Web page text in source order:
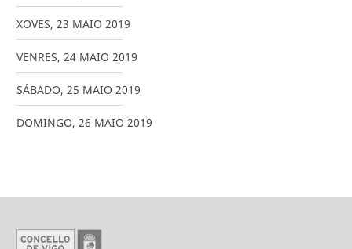
XOVES, 23 MAIO 2019
VENRES, 24 MAIO 2019
SÁBADO, 25 MAIO 2019
DOMINGO, 26 MAIO 2019